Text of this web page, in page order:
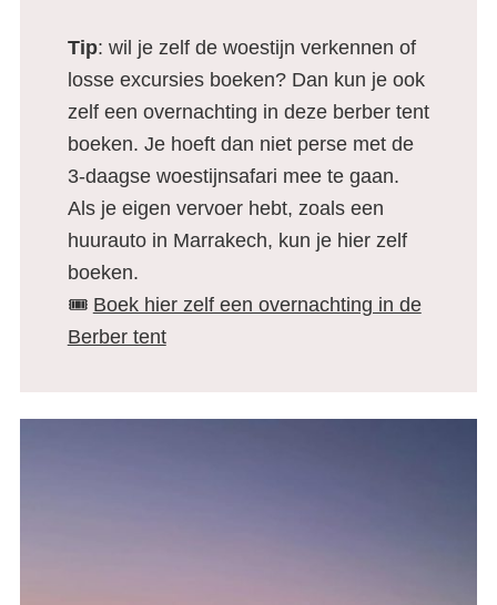
Tip: wil je zelf de woestijn verkennen of
losse excursies boeken? Dan kun je ook
zelf een overnachting in deze berber tent
boeken. Je hoeft dan niet perse met de
3-daagse woestijnsafari mee te gaan.
Als je eigen vervoer hebt, zoals een
huurauto in Marrakech, kun je hier zelf
boeken.
🎟️ Boek hier zelf een overnachting in de
Berber tent